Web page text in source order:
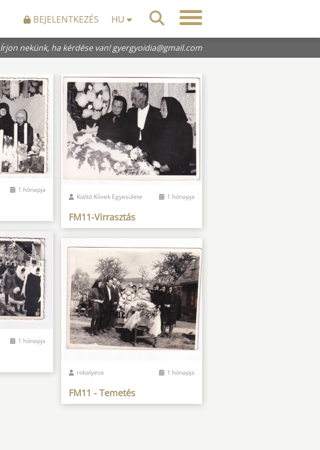
BEJELENTKEZÉS HU
Írjon nekünk, ha kérdése van!gyergyoidia@gmail.com
1 hónapja
1 hónapja
Kiáltó Kövek Egyesülete 1 hónapja
FM11-Virrasztás
rokalyeva 1 hónapja
FM11 - Temetés